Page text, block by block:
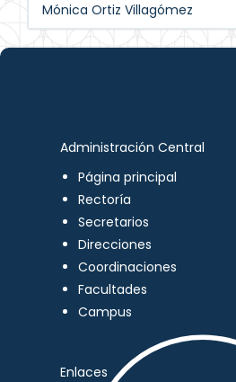
Mónica Ortiz Villagómez
Administración Central
Página principal
Rectoría
Secretarios
Direcciones
Coordinaciones
Facultades
Campus
Enlaces